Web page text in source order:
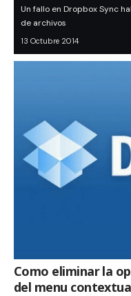
Un fallo en Dropbox Sync
de archivos
13 Octubre 2014
Como eliminar la
del menu